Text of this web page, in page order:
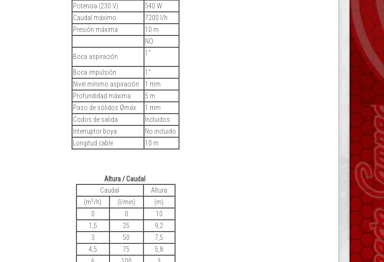
Potencia (230 V)
540 W
Caudal máximo
7200 l/h
Presión máxima
10 m
NO
Boca aspiración
1"
Boca impulsión
1"
Nivel mínimo aspiración
1 mm
Profundidad máxima
5 m
Paso de sólidos Ømáx.
1 mm
Codos de salida
Incluidos
Interruptor boya
No incluido
Longitud cable
10 m
Altura / Caudal
Caudal
Altura
(m3/h) (l/min)
(m)
0
0
10
1,5
25
9,2
3
50
7,5
4,5
75
5,8